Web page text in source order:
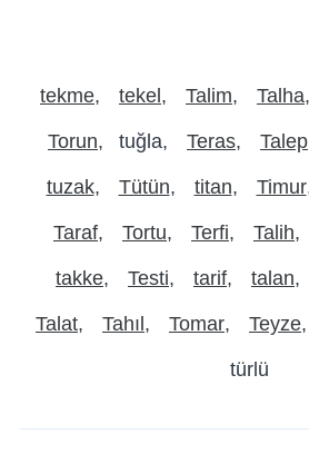
tekme tekel Talim Talha
Torun tuğla Teras Talep
tuzak Tütün titan Timur
Taraf Tortu Terfi Talih
takke Testi tarif talan
Talat Tahıl Tomar Teyze
türlü